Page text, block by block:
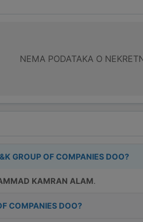
NEMA PODATAKA O
GROUP OF COMPANIES DOO?
KAMRAN ALAM.
COMPANIES DOO?